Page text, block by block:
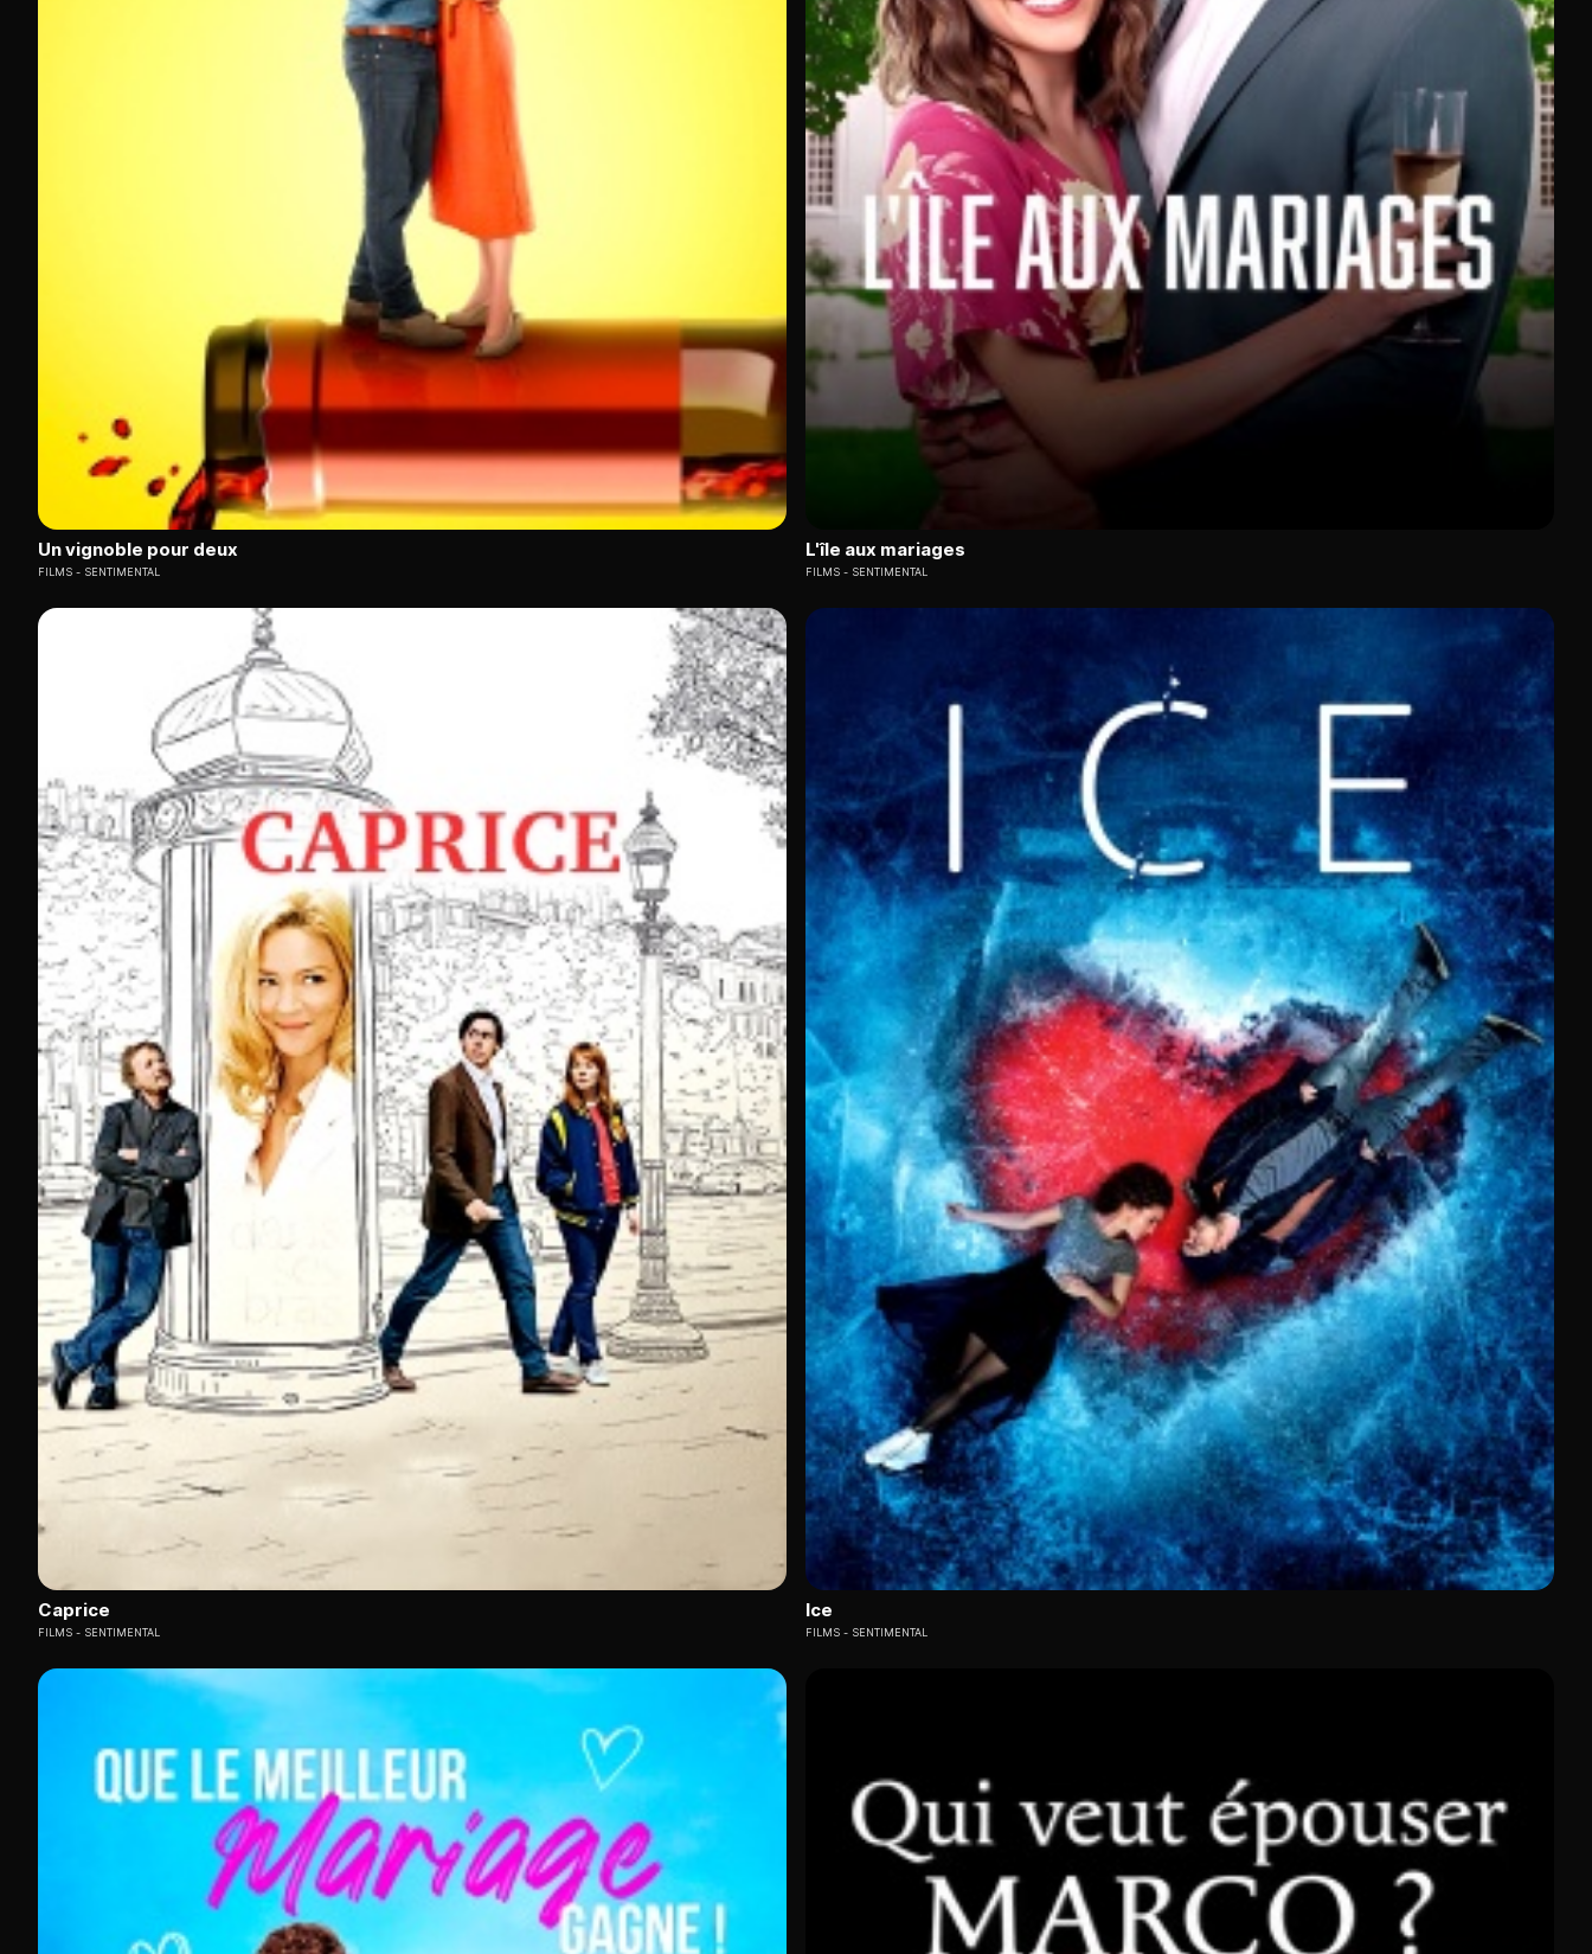
Un vignoble pour deux
FILMS SENTIMENTAL
L'île aux mariages
FILMS SENTIMENTAL
Caprice
FILMS SENTIMENTAL
Ice
FILMS SENTIMENTAL